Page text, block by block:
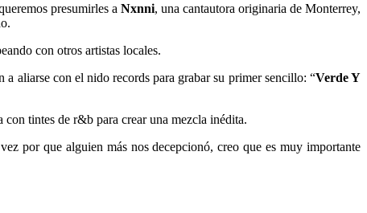
presumirles a Nxnni, una cantautora originaria de Monterrey,
con otros artistas locales.
aliarse con el nido records para grabar su primer sencillo: “Verde Y
tintes de r&b para crear una mezcla inédita.
por que alguien más nos decepcionó, creo que es muy importante